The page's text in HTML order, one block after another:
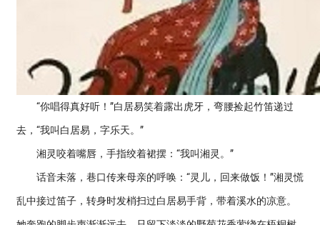
“你唱得真好听！”白居易笑着露出虎牙，弯腰捡起竹笛递过
去，“我叫白居易，字乐天。”
湘灵咬着嘴唇，手指绞着裙摆：“我叫湘灵。”
话音未落，巷口传来母亲的呼唤：“灵儿，回来做饭！”湘灵慌
乱中接过笛子，转身时发梢扫过白居易手背，带着溪水的凉意。